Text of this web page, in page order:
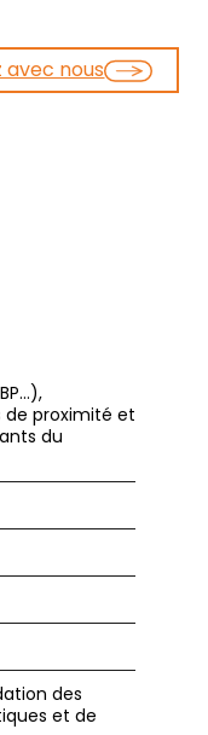
avec nous
de proximité et
du
des
et de